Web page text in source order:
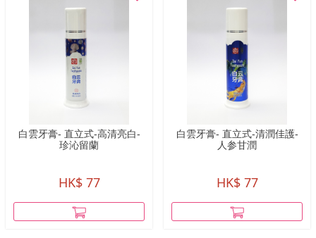
白雲牙膏- 直立式-高清亮白-
珍沁留蘭
HK$ 77
白雲牙膏- 直立式-清潤佳護-
人参甘潤
HK$ 77